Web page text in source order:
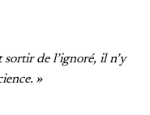
de l’ignoré, il n’y
»